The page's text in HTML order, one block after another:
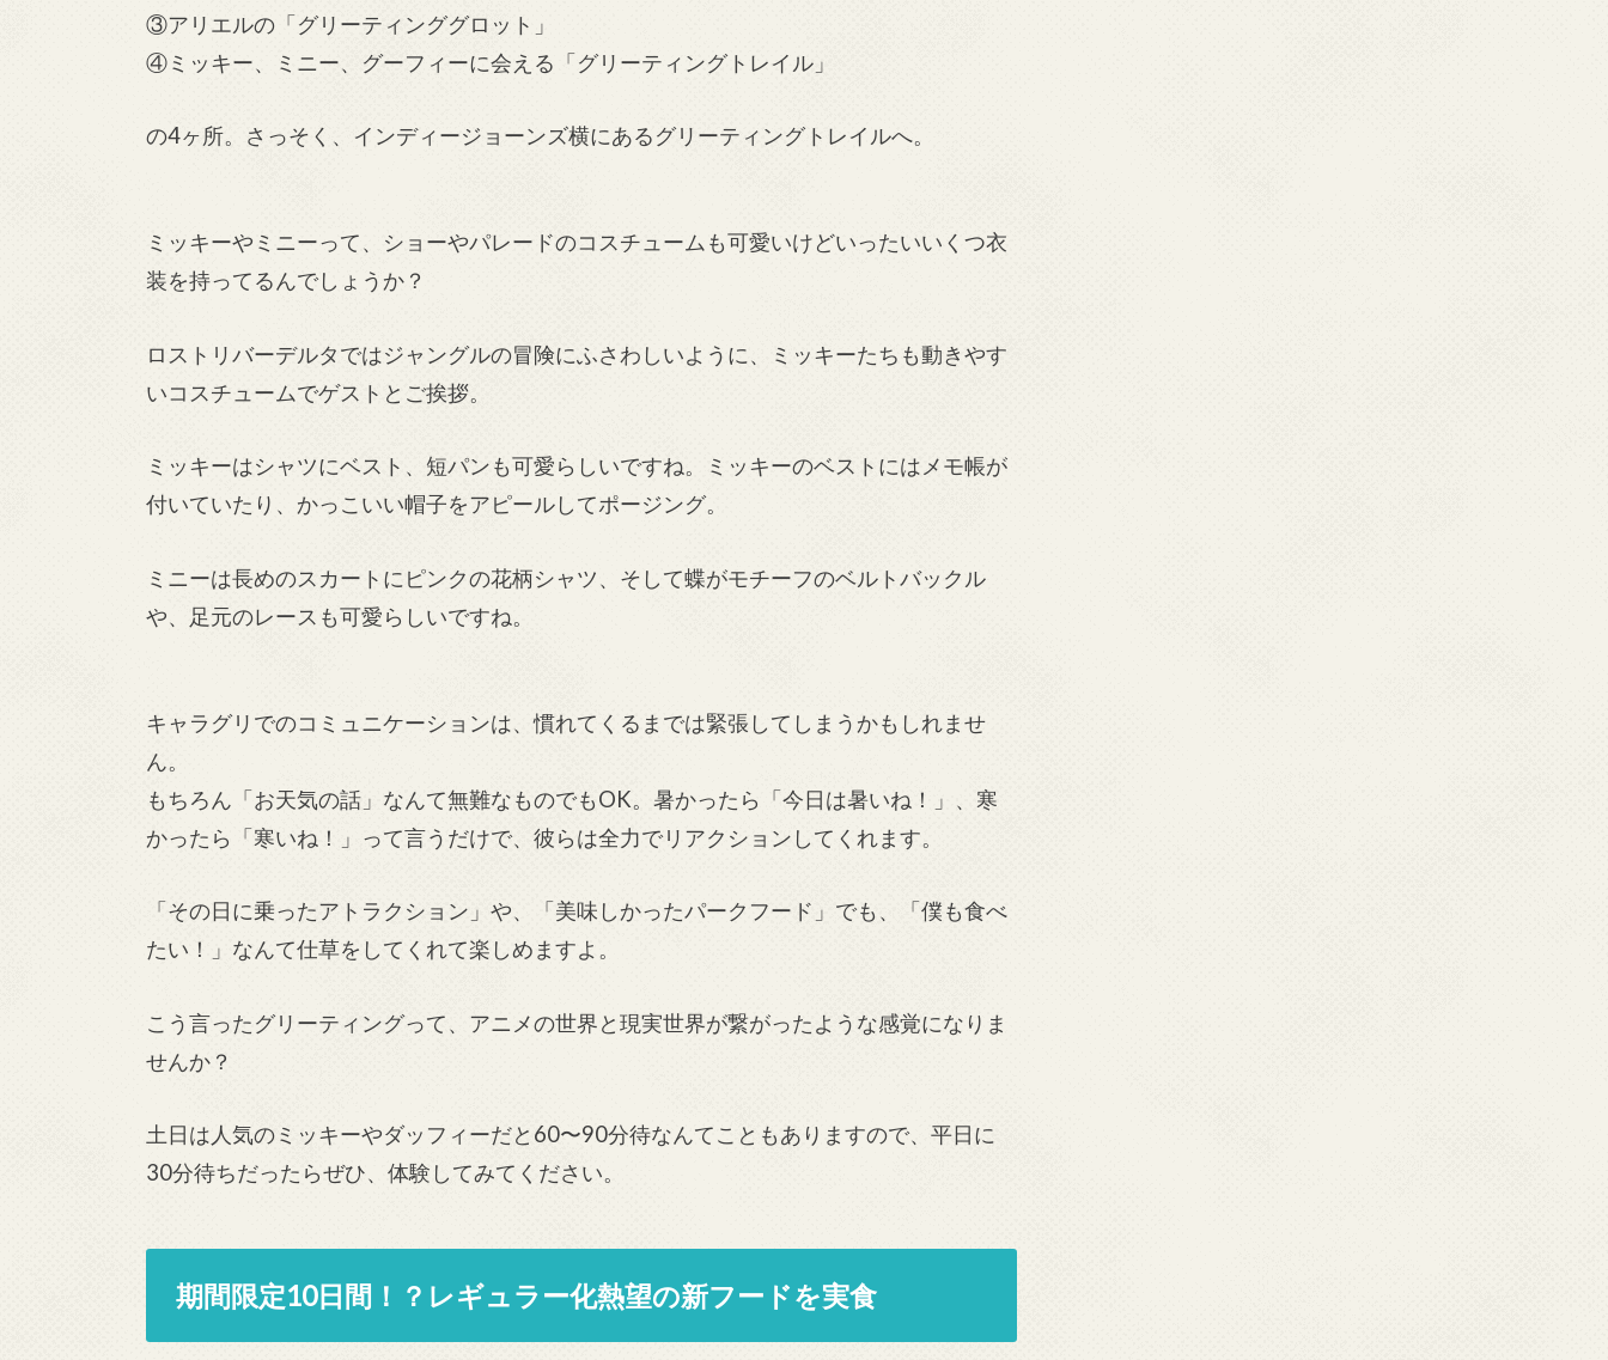
③アリエルの「グリーティンググロット」
④ミッキー、ミニー、グーフィーに会える「グリーティングトレイル」
の4ヶ所。さっそく、インディージョーンズ横にあるグリーティングトレイルへ。
ミッキーやミニーって、ショーやパレードのコスチュームも可愛いけどいったいいくつ衣
装を持ってるんでしょうか？
ロストリバーデルタではジャングルの冒険にふさわしいように、ミッキーたちも動きやす
いコスチュームでゲストとご挨拶。
ミッキーはシャツにベスト、短パンも可愛らしいですね。ミッキーのベストにはメモ帳が
付いていたり、かっこいい帽子をアピールしてポージング。
ミニーは長めのスカートにピンクの花柄シャツ、そして蝶がモチーフのベルトバックル
や、足元のレースも可愛らしいですね。
キャラグリでのコミュニケーションは、慣れてくるまでは緊張してしまうかもしれませ
ん。
もちろん「お天気の話」なんて無難なものでもOK。暑かったら「今日は暑いね！」、寒
かったら「寒いね！」って言うだけで、彼らは全力でリアクションしてくれます。
「その日に乗ったアトラクション」や、「美味しかったパークフード」でも、「僕も食べ
たい！」なんて仕草をしてくれて楽しめますよ。
こう言ったグリーティングって、アニメの世界と現実世界が繋がったような感覚になりま
せんか？
土日は人気のミッキーやダッフィーだと60〜90分待なんてこともありますので、平日に
30分待ちだったらぜひ、体験してみてください。
期間限定10日間！？レギュラー化熱望の新フードを実食